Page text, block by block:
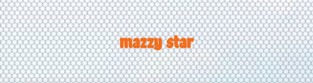
mazzy star